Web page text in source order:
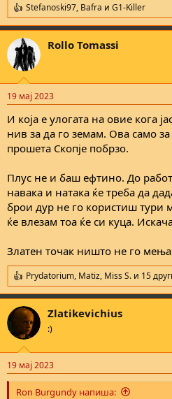
R
e
a
c
i
s
Stefanoski97, Bafra и G1-Killer
Rollo Tomassi
19 мај 2023
И која е улогата на овие кога
нив за да го земам. Ова само за
прошета Скопје побрзо.
Плус не и баш ефтино. До
навака и натака ќе треба да
брои дур не го користиш тури
ќе влезам тоа ќе си куца.
Златен точак ништо не го
R
e
a
c
t
i
s
:
Prydatorium, Matiz, Miss S. и 15
Zlatikevichius
:)
19 мај 2023
Ron Burgundy напиша: